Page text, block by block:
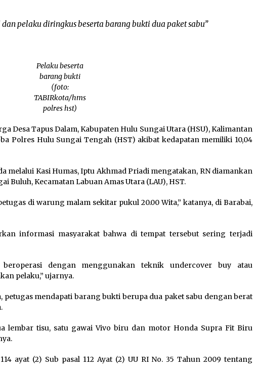
pelaku diringkus beserta barang bukti dua paket sabu”
Pelaku beserta
barang bukti
(foto:
TABIRkota/hms
polres hst)
Desa Tapus Dalam, Kabupaten Hulu Sungai Utara (HSU), Kalimantan
Polres Hulu Sungai Tengah (HST) akibat kedapatan memiliki 10,04
melalui Kasi Humas, Iptu Akhmad Priadi mengatakan, RN diamankan
Buluh, Kecamatan Labuan Amas Utara (LAU), HST.
di warung malam sekitar pukul 20.00 Wita,” katanya, di Barabai,
informasi masyarakat bahwa di tempat tersebut sering terjadi
beroperasi dengan menggunakan teknik undercover buy atau
pelaku,” ujarnya.
petugas mendapati barang bukti berupa dua paket sabu dengan berat
lembar tisu, satu gawai Vivo biru dan motor Honda Supra Fit Biru
ayat (2) Sub pasal 112 Ayat (2) UU RI No. 35 Tahun 2009 tentang